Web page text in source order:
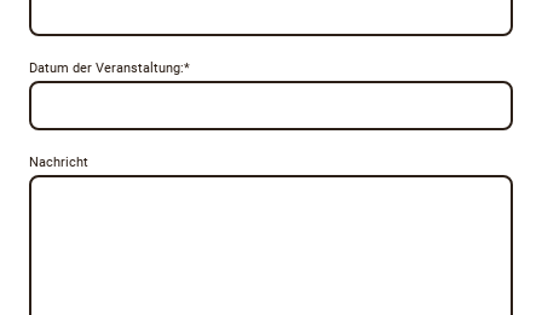
Datum der Veranstaltung:*
Nachricht